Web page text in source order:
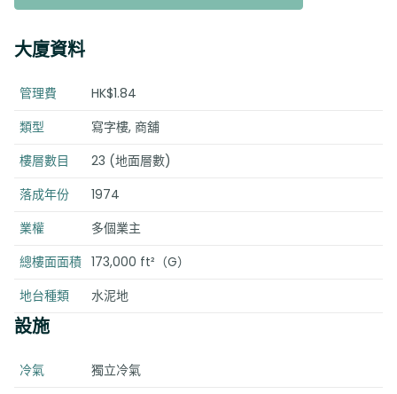
大廈資料
管理費
HK$1.84
類型
寫字樓, 商舖
樓層數目
23 (地面層數)
落成年份
1974
業權
多個業主
總樓面面積 173,000 ft²（G）
地台種類
水泥地
設施
冷氣
獨立冷氣